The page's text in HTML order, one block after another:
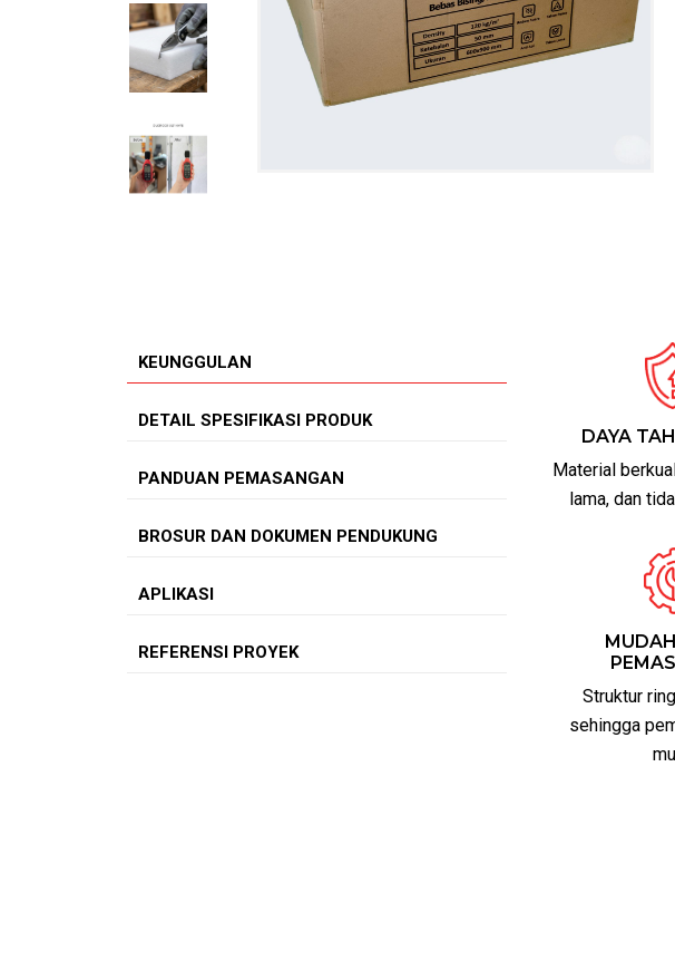
KEUNGGULAN
DETAIL SPESIFIKASI PRODUK
PANDUAN PEMASANGAN
BROSUR DAN DOKUMEN PENDUKUNG
APLIKASI
REFERENSI PROYEK
DAYA
Material
lama, dan
Struktur
sehingga